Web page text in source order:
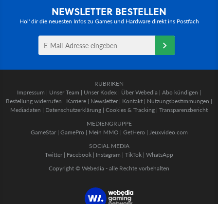
NEWSLETTER BESTELLEN
Hol' dir die neuesten Infos zu Games und Hardware direkt ins Postfach
RUBRIKEN
Impressum | Unser Team | Unser Kodex | Über Webedia | Abo kündigen |
Bestellung widerrufen | Karriere | Newsletter | Kontakt | Nutzungsbestimmungen |
Mediadaten | Datenschutzerklärung | Cookies & Tracking | Transparenzbericht
MEDIENGRUPPE
GameStar| GamePro | Mein MMO | GetHero | Jeuxvideo.com
SOCIAL MEDIA
Twitter | Facebook | Instagram | TikTok | WhatsApp
Copyright © Webedia - alle Rechte vorbehalten